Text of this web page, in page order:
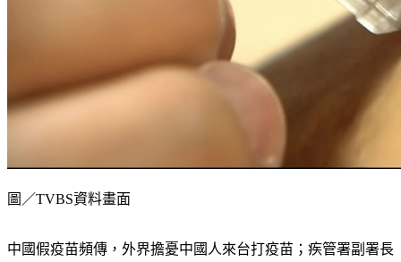
莊人祥今天說，公費疫苗有限定資格，且有長期跟藥廠簽約，